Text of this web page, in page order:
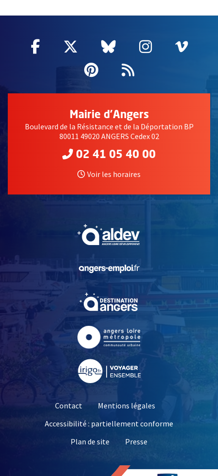
Facebook
, Ouvre une nouvelle fenêtre
Twitter
, Ouvre une nouvelle
Bluesky
, Ouvre une
Instagram
, Ouvre
,
Pinterest
, Ouvre une
Flux RSS
Mairie d'Angers
Boulevard de la Résistance et de la Déportation BP
80011 49020 ANGERS Cedex 02
02 41 05 40 00
Voir les horaires
, Ouvre une nouvelle
, Ouvre une nouvelle
Contact
Mentions légales
Accessibilité : partiellement conforme
Plan de site
Presse